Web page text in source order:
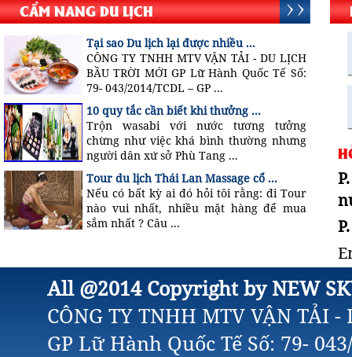
CẨM NANG DU LỊCH
Tại sao Du lịch lại được nhiều ...
CÔNG TY TNHH MTV VẬN TẢI - DU LỊCH
BẦU TRỜI MỚI GP Lữ Hành Quốc Tế Số:
79- 043/2014/TCDL – GP ...
10 quy tắc cần biết khi thưởng ...
Trộn wasabi với nước tương tưởng
chừng như việc khá bình thường nhưng
người dân xứ sở Phù Tang ...
Tour du lịch Thái Lan Massage cổ ...
Nếu có bất kỳ ai đó hỏi tôi rằng: đi Tour
nào vui nhất, nhiều mặt hàng để mua
sắm nhất ? Câu ...
All @2014 Copyright by NEW
CÔNG TY TNHH MTV VẬN TẢI
GP Lữ Hành Quốc Tế Số: 79-